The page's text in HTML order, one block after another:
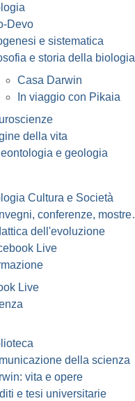
Devo
e sistematica
e storia della biologia
Casa Darwin
In viaggio con Pikaia
della vita
e geologia
Cultura e Società
conferenze,
dell'evoluzione
Live
Live
della scienza
vita e opere
e tesi universitarie